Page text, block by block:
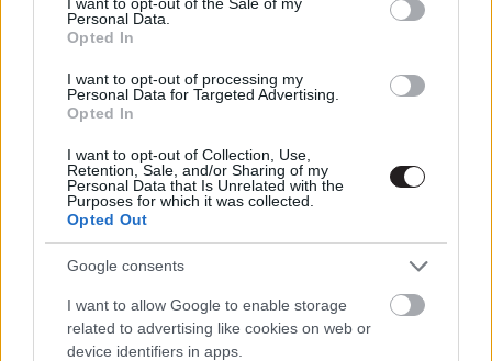
Personal Data.
Opted In
I want to opt-out of processing my
Personal Data for Targeted Advertising.
Opted In
I want to opt-out of Collection, Use,
Retention, Sale, and/or Sharing of my
Personal Data that Is Unrelated with the
Purposes for which it was collected.
Opted Out
Google consents
I want to allow Google to enable storage
related to advertising like cookies on web or
device identifiers in apps.
Trailer elemzés: Bosszúállók:
BRÉKING: Végre itt a Bosszúállók:
Hír| 2017.11.29 14:35
A Vanity Fair címlapján feszítenek
karakterei
Hír
Már a kanyarban van a
Bosszúállók: Végtelen háború